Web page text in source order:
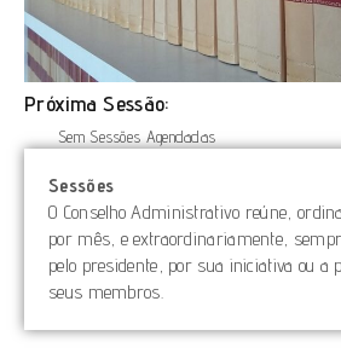
Próxima Sessão:
Sem Sessões Agendadas
Sessões
O Conselho Administrativo reúne,
por mês, e extraordinariamente,
pelo presidente, por sua iniciativa ou a
seus membros.